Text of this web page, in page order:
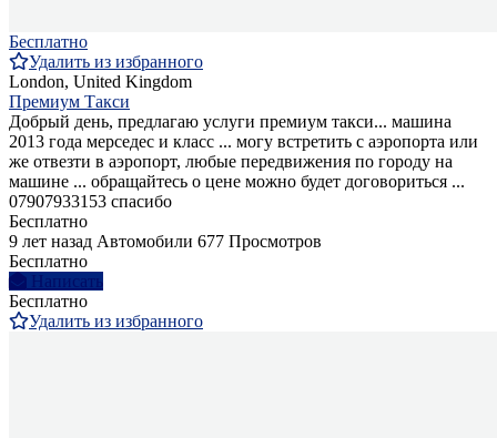
Бесплатно
Удалить из избранного
London, United Kingdom
Премиум Такси
Добрый день, предлагаю услуги премиум такси... машина
2013 года мерседес и класс ... могу встретить с аэропорта или
же отвезти в аэропорт, любые передвижения по городу на
машине ... обращайтесь о цене можно будет договориться ...
07907933153 спасибо
Бесплатно
9 лет назад Автомобили 677 Просмотров
Бесплатно
Написать
Бесплатно
Удалить из избранного